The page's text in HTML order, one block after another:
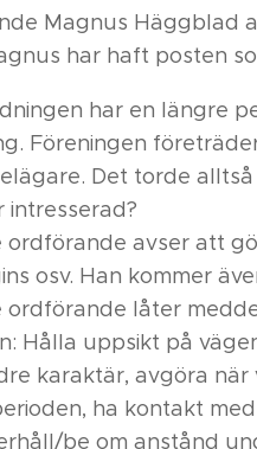
Magnus Häggblad
har haft posten
har en längre
Föreningen
Det torde
intresserad?
ordförande avser att
osv. Han kommer
ordförande låter
Hålla uppsikt på
karaktär, avgöra
ha kontakt
be om anstånd